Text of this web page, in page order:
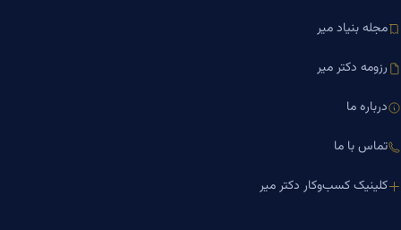
مجله بنیاد میر
رزومه دکتر میر
درباره ما
تماس با ما
کلینیک کسب‌وکار دکتر میر